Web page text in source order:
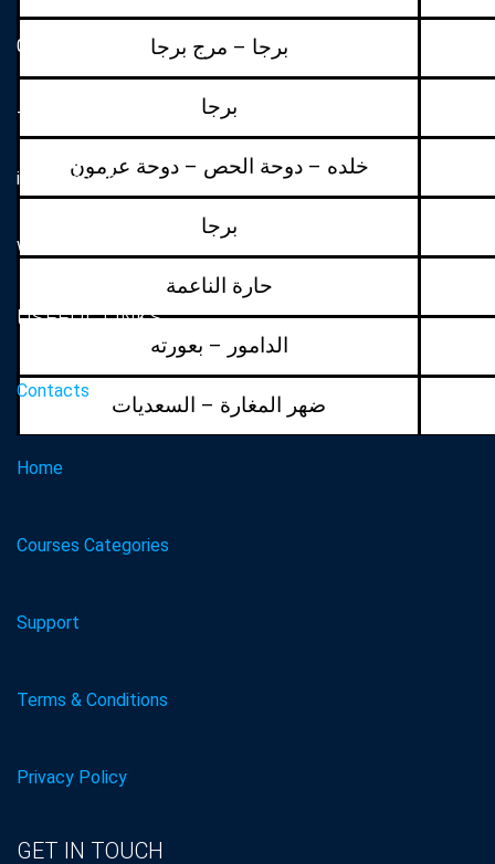
برجا – مرج برجا
برجا
خلده – دوحة الحص – دوحة عرمون
برجا
حارة الناعمة
الدامور – بعورته
ضهر المغارة – السعديات
07-995165
+961 07-995174-5
info@ecscj.com
www.escj.edu.lb
USEFUL LINKS
Contacts
Home
Courses Categories
Support
Terms & Conditions
Privacy Policy
GET IN TOUCH